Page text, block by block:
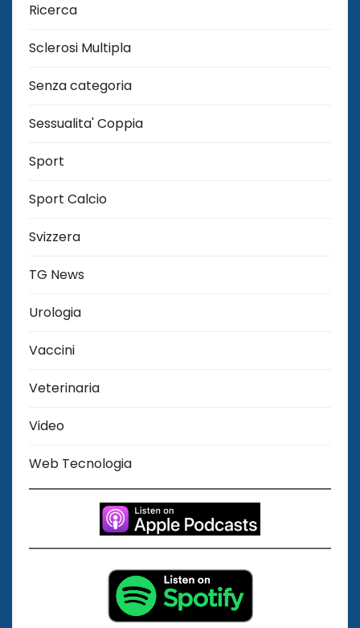
Ricerca
Sclerosi Multipla
Senza categoria
Sessualita' Coppia
Sport
Sport Calcio
Svizzera
TG News
Urologia
Vaccini
Veterinaria
Video
Web Tecnologia